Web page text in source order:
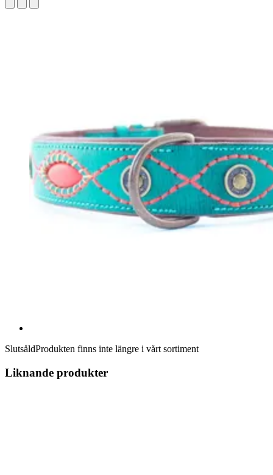
SlutsåldProdukten finns inte längre i vårt sortiment
Liknande produkter